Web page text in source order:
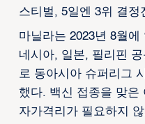
스티벌, 5일엔 3위 결
마닐라는 2023년 8월
네시아, 일본, 필리핀
로 동아시아 슈퍼리그
했다. 백신 접종을 맞은
자가격리가 필요하지